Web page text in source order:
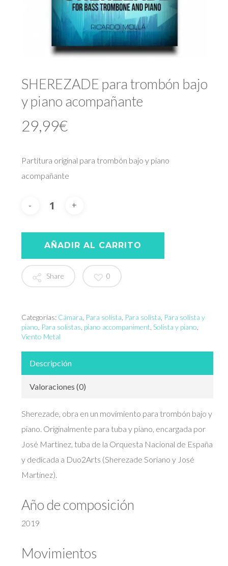
SHEREZADE para trombón bajo
y piano acompañante
29,99€
Partitura original para trombón bajo y piano
acompañante
AÑADIR AL CARRITO
Share 0
Categorías: Cámara Para solista Para solista Para solista y
piano Para solistas piano accompaniment Solista y piano
Viento Metal
Descripción
Valoraciones (0)
Sherezade, obra en un movimiento para trombón bajo y
piano. Originalmente para tuba y piano, encargada por
José Martínez, tuba de la Orquesta Nacional de España
y dedicada a Duo2Arts (Sherezade Soriano y José
Martínez).
Año de composición
2019
Movimientos